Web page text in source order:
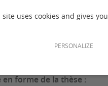
site uses cookies and gives
PERSONALIZE
mise à jour :le 03/06/2026
les règles de
en forme de la thèse :